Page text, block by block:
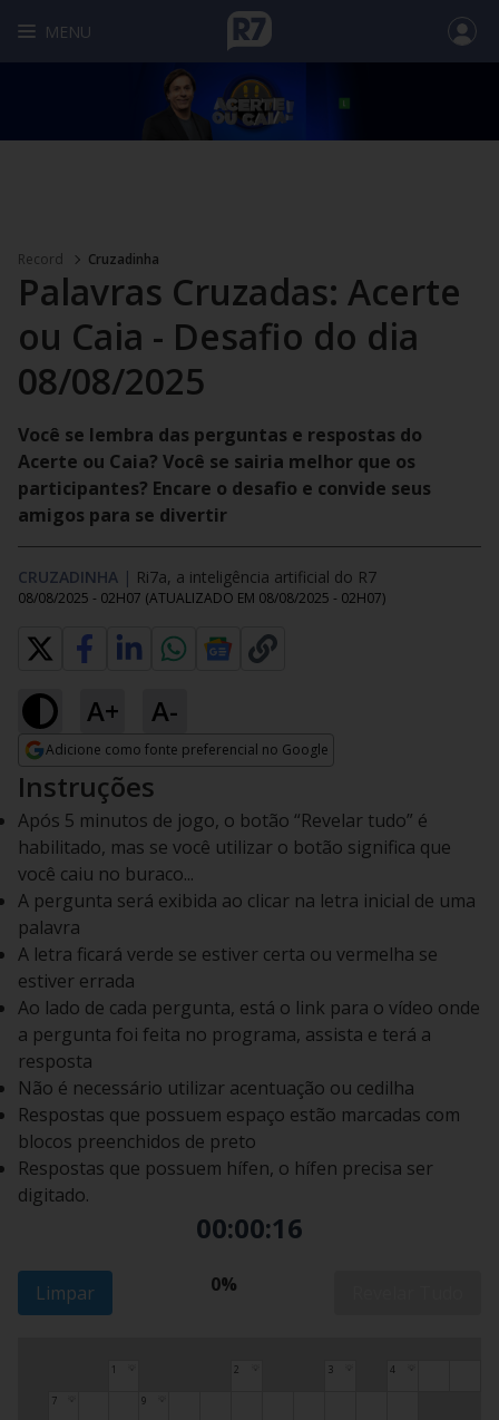
MENU
Record Cruzadinha
Palavras Cruzadas: Acerte
ou Caia - Desafio do dia
08/08/2025
Você se lembra das perguntas e respostas do
Acerte ou Caia? Você se sairia melhor que os
participantes? Encare o desafio e convide seus
amigos para se divertir
CRUZADINHA | Ri7a, a inteligência artificial do R7
08/08/2025 - 02H07 (ATUALIZADO EM 08/08/2025 - 02H07)
A+ A-
Adicione como fonte preferencial no Google
Opens in new window
Instruções
Após 5 minutos de jogo, o botão “Revelar tudo” é
habilitado, mas se você utilizar o botão significa que
você caiu no buraco...
A pergunta será exibida ao clicar na letra inicial de uma
palavra
A letra ficará verde se estiver certa ou vermelha se
estiver errada
Ao lado de cada pergunta, está o link para o vídeo onde
a pergunta foi feita no programa, assista e terá a
resposta
Não é necessário utilizar acentuação ou cedilha
Respostas que possuem espaço estão marcadas com
blocos preenchidos de preto
Respostas que possuem hífen, o hífen precisa ser
digitado.
00:00:17
Limpar 0%
1 2 3 4
7 9